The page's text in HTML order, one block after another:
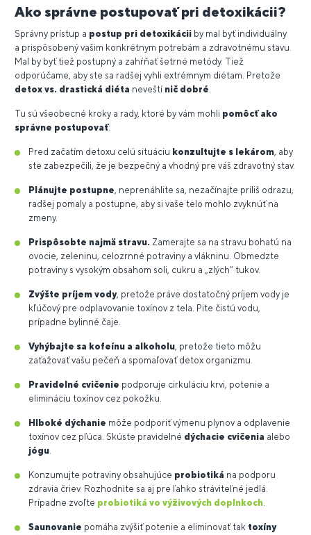
Ako správne postupovať pri detoxikácii?
Správny prístup a postup pri detoxikácii by mal byť individuálny
a prispôsobený vašim konkrétnym potrebám a zdravotnému stavu.
Mal by byť tiež postupný a zahŕňať šetrné metódy. Tiež
odporúčame, aby ste sa radšej vyhli extrémnym diétam. Pretože
detox vs. drastická diéta neveští nič dobré.
Tu sú všeobecné kroky a rady, ktoré by vám mohli pomôcť ako
správne postupovať:
Pred začatím detoxu celú situáciu konzultujte s lekárom, aby
ste zabezpečili, že je bezpečný a vhodný pre váš zdravotný stav.
Plánujte postupne, neprenáhlite sa, nezačínajte príliš odrazu,
radšej pomaly a postupne, aby si vaše telo mohlo zvyknúť na
zmeny.
Prispôsobte najmä stravu. Zamerajte sa na stravu bohatú na
ovocie, zeleninu, celozrnné potraviny a vlákninu. Obmedzte
potraviny s vysokým obsahom soli, cukru a „zlých“ tukov.
Zvýšte príjem vody, pretože práve dostatočný príjem vody je
kľúčový pre odplavovanie toxínov z tela. Pite čistú vodu,
prípadne bylinné čaje.
Vyhýbajte sa kofeínu a alkoholu, pretože tieto môžu
zaťažovať vašu pečeň a spomaľovať detox organizmu.
Pravidelné cvičenie podporuje cirkuláciu krvi, potenie a
elimináciu toxínov cez pokožku.
Hlboké dýchanie môže podporiť výmenu plynov a odplavenie
toxínov cez pľúca. Skúste pravidelné dýchacie cvičenia alebo
jógu.
Konzumujte potraviny obsahujúce probiotiká na podporu
zdravia čriev. Rozhodnite sa aj pre ľahko stráviteľné jedlá.
Prípadne zvoľte probiotiká vo výživových doplnkoch.
Saunovanie pomáha zvýšiť potenie a eliminovať tak toxíny